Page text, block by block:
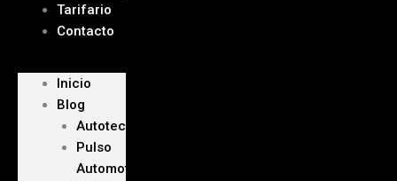
Tarifario
Contacto
Inicio
Blog
Autoteca
Pulso
Automotriz